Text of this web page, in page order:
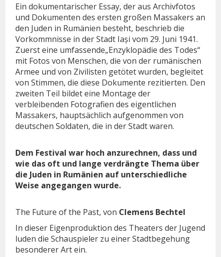
Ein dokumentarischer Essay, der aus Archivfotos
und Dokumenten des ersten großen Massakers an
den Juden in Rumänien besteht, beschrieb die
Vorkommnisse in der Stadt Iași vom 29. Juni 1941.
Zuerst eine umfassende„Enzyklopädie des Todes“
mit Fotos von Menschen, die von der rumänischen
Armee und von Zivilisten getötet wurden, begleitet
von Stimmen, die diese Dokumente rezitierten. Den
zweiten Teil bildet eine Montage der
verbleibenden Fotografien des eigentlichen
Massakers, hauptsächlich aufgenommen von
deutschen Soldaten, die in der Stadt waren.
Dem Festival war hoch anzurechnen, dass und
wie das oft und lange verdrängte Thema über
die Juden in Rumänien auf unterschiedliche
Weise angegangen wurde.
The Future of the Past, von Clemens Bechtel
In dieser Eigenproduktion des Theaters der Jugend
luden die Schauspieler zu einer Stadtbegehung
besonderer Art ein.